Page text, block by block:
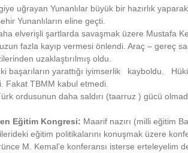
uğrayan Yunanlılar bü­yük bir hazırlık
Yunanlıların eline geçti.
elverişli şartlarda savaş­mak üzere Mustafa
fazla kayıp vermesi önlendi. Araç – gereç
uzaklaştırılmış oldu.
başarıların yarattığı iyim­serlik kayboldu.
Fakat TBMM kabul etmedi.
ordusunun daha saldırı (taarruz ) gücü
Eğitim Kongresi: Maarif nazırı (milli eğitim
eğitim politikalarını konuşmak üzere
M. Kemal’e konferansı isterse erteleyelim